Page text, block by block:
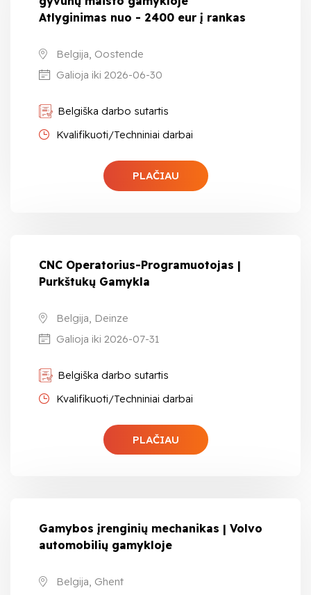
Atlyginimas nuo - 2400 eur į rankas
Belgija, Oostende
Galioja iki 2026-06-30
Belgiška darbo sutartis
Kvalifikuoti/Techniniai darbai
PLAČIAU
CNC Operatorius-Programuotojas |
Purkštukų Gamykla
Belgija, Deinze
Galioja iki 2026-07-31
Belgiška darbo sutartis
Kvalifikuoti/Techniniai darbai
PLAČIAU
Gamybos įrenginių mechanikas | Volvo
automobilių gamykloje
Belgija, Ghent